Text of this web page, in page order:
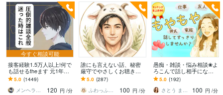
今すぐ相談可能
接客経験1.5万人以上!何で
も話せるtheます 元1年以
上No.1ホストと気軽に雑
談！もちろん愚痴も歓迎
5.0 (1449)
メンヘラ救世主 えの
120 円 /分
誰にも言えない話、秘密
厳守でやさしくお聴きし
ます 恥ずかしい言えな
い・しんどい・本音→話
してスッキリ☘️
5.0 (287)
ふわっふわのカシミヤ
100 円 /分
愚痴・雑談・悩み相談❀よ
ろこんで話し相手になり
ます 職場の人間関係・仕
事・夫婦・親子❀どんなお
話もお聴きします❀
5.0 (192)
さとう まり✤悩めるあなたのそばにいます
100 円 /分